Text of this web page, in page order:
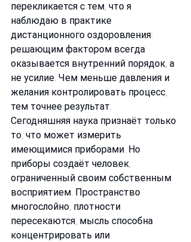
перекликается с тем, что я
наблюдаю в практике
дистанционного оздоровления:
решающим фактором всегда
оказывается внутренний порядок, а
не усилие. Чем меньше давления и
желания контролировать процесс,
тем точнее результат.
Сегодняшняя наука признаёт только
то, что может измерить
имеющимися приборами. Но
приборы создаёт человек,
ограниченный своим собственным
восприятием. Пространство
многослойно, плотности
пересекаются, мысль способна
концентрировать или